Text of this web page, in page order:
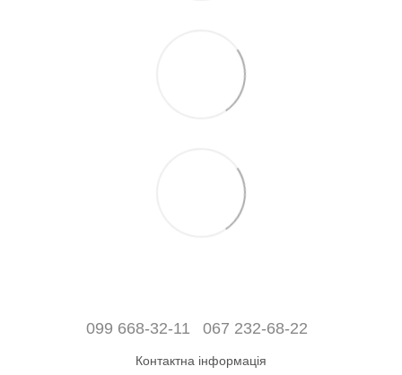
099 668-32-11 067 232-68-22
Контактна інформація